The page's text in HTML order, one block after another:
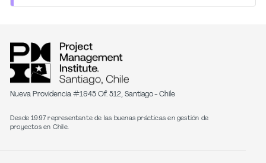
Nueva Providencia #1945 Of. 512, Santiago - Chile
Desde 1997 representante de las buenas prácticas en gestión de
proyectos en Chile.